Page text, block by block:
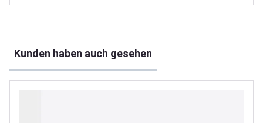
Kunden haben auch gesehen